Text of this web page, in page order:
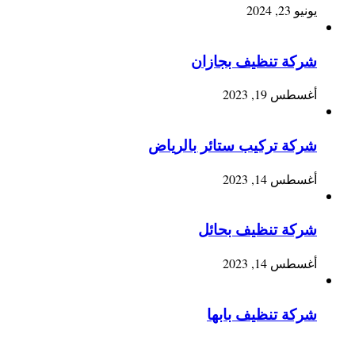
يونيو 23, 2024
شركة تنظيف بجازان
أغسطس 19, 2023
شركة تركيب ستائر بالرياض
أغسطس 14, 2023
شركة تنظيف بحائل
أغسطس 14, 2023
شركة تنظيف بابها